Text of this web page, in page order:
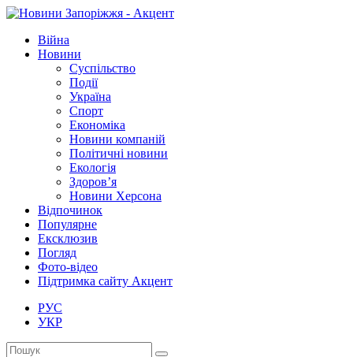
Війна
Новини
Суспільство
Події
Україна
Спорт
Економіка
Новини компаній
Політичні новини
Екологія
Здоров’я
Новини Херсона
Відпочинок
Популярне
Ексклюзив
Погляд
Фото-відео
Підтримка сайту Акцент
РУС
УКР